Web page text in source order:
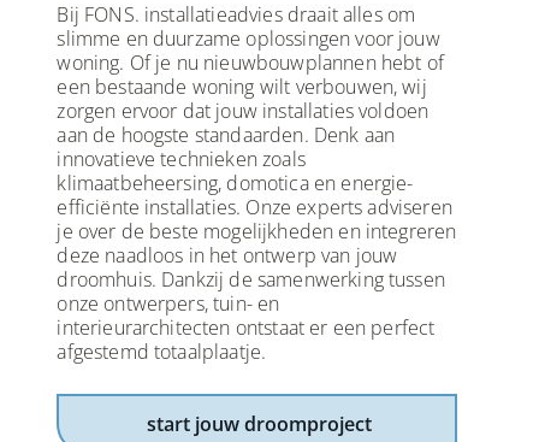
Bij FONS. installatieadvies draait alles om
slimme en duurzame oplossingen voor jouw
woning. Of je nu nieuwbouwplannen hebt of
een bestaande woning wilt verbouwen, wij
zorgen ervoor dat jouw installaties voldoen
aan de hoogste standaarden. Denk aan
innovatieve technieken zoals
klimaatbeheersing, domotica en energie-
efficiënte installaties. Onze experts adviseren
je over de beste mogelijkheden en integreren
deze naadloos in het ontwerp van jouw
droomhuis. Dankzij de samenwerking tussen
onze ontwerpers, tuin- en
interieurarchitecten ontstaat er een perfect
afgestemd totaalplaatje.
start jouw droomproject